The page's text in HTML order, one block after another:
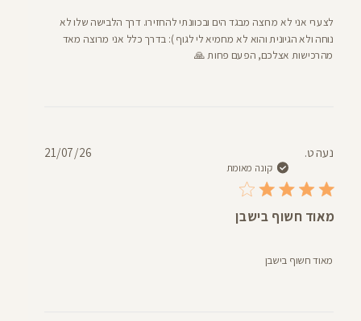
לצערי אני לא מרוצה מבגד הים ובכוונתי להחזירו. דרך הלבישה שלו לא
נוחה ולא הגיונית והוא לא מחמיא לי לגוף ): בדרך כלל אני מרוצה מאד
מהרכישות אצלכם, הפעם פחות 🙏
נעה ט.
קונה מאומת
מאוד חשוף בישבן
מאוד חשוף בישבן
21/07/26